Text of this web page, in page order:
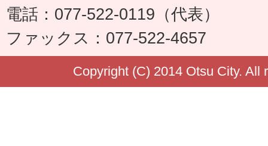
電話：077-522-0119（代表）
ファックス：077-522-4657
Copyright (C) 2014 Otsu City. All